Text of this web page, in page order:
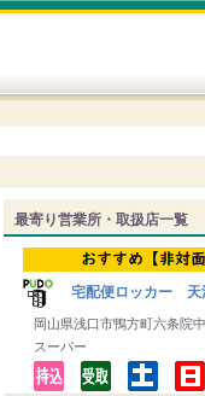
最寄り営業所・取扱店一覧
宅配便ロッカー 天
岡山県浅口市鴨方町六条院
スーパー